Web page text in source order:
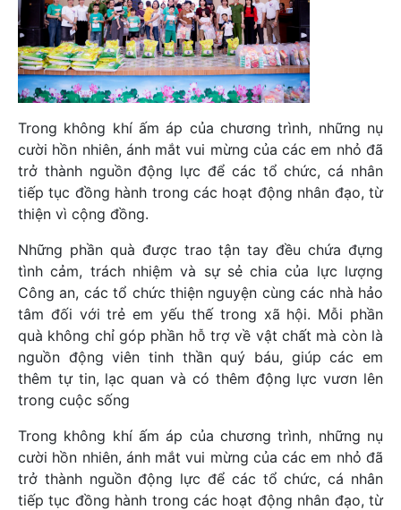
Trong không khí ấm áp của chương trình, những nụ
cười hồn nhiên, ánh mắt vui mừng của các em nhỏ đã
trở thành nguồn động lực để các tổ chức, cá nhân
tiếp tục đồng hành trong các hoạt động nhân đạo, từ
thiện vì cộng đồng.
Những phần quà được trao tận tay đều chứa đựng
tình cảm, trách nhiệm và sự sẻ chia của lực lượng
Công an, các tổ chức thiện nguyện cùng các nhà hảo
tâm đối với trẻ em yếu thế trong xã hội. Mỗi phần
quà không chỉ góp phần hỗ trợ về vật chất mà còn là
nguồn động viên tinh thần quý báu, giúp các em
thêm tự tin, lạc quan và có thêm động lực vươn lên
trong cuộc sống
Trong không khí ấm áp của chương trình, những nụ
cười hồn nhiên, ánh mắt vui mừng của các em nhỏ đã
trở thành nguồn động lực để các tổ chức, cá nhân
tiếp tục đồng hành trong các hoạt động nhân đạo, từ